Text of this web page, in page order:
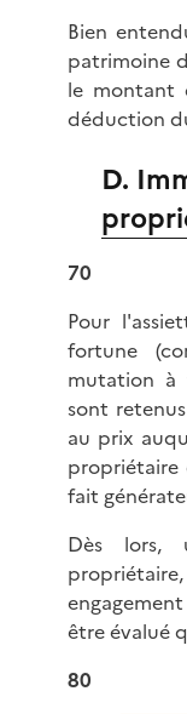
Bien
patrimoine
le montant
déduction
D.
70
Pour
fortune
mutation à
sont
au prix
fait
Dès lors,
être évalué
80